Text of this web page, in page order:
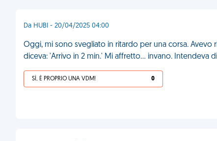
Da HUBI - 20/04/2025 04:00
Oggi, mi sono svegliato in ritardo per una corsa. Avevo
diceva: 'Arrivo in 2 min.' Mi affretto… invano. Intendeva
SÌ, È PROPRIO UNA VDM! 0